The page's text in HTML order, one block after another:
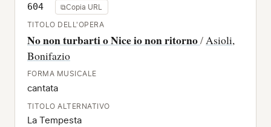
604 ⧉Copia URL
TITOLO DELL'OPERA
No non turbarti o Nice io non ritorno/ Asioli,
Bonifazio
FORMA MUSICALE
cantata
TITOLO ALTERNATIVO
La Tempesta